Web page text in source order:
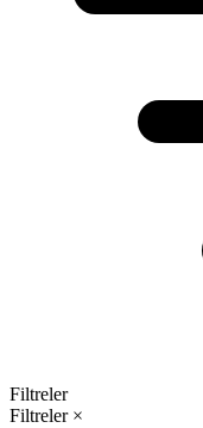
Filtreler
Filtreler ×